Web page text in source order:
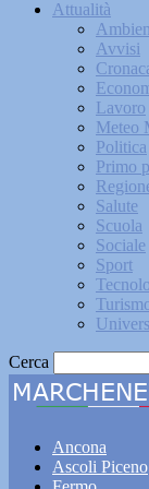
Attualità
Avvisi
Lavoro
Meteo
Politica
Primo
Salute
Scuola
Sociale
Sport
Cerca
Ancona
Ascoli Piceno